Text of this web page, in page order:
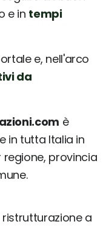
e in tempi
e, nell'arco
da
è
in tutta Italia in
regione, provincia
a